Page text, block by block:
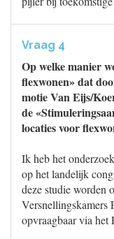
Vraag 4
Op welke manier
flexwonen» dat
motie Van Eijs/
de
locaties voor
Ik heb het
op het landelijk
deze studie worden
Versnellingskamers
opvraagbaar via het